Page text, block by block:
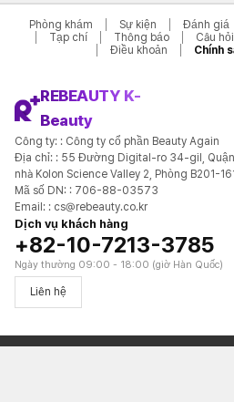
Phòng khám Sự kiện Đánh giá
Tạp chí
Thông báo Câu
Điều khoản
Chính
REBEAUTY K-
Beauty
Công ty: : Công ty cổ phần Beauty Again
Địa chỉ: : 55 Đường Digital-ro 34-gil, Quận
nhà Kolon Science Valley 2, Phòng B201-
Mã số DN: : 706-88-03573
Email: : cs@rebeauty.co.kr
Dịch vụ khách hàng
+82-10-7213-3785
Ngày thường 09:00 - 18:00 (giờ Hàn Quốc)
Liên hệ